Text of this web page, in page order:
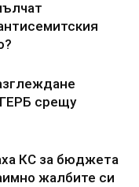
срещу
КС за бюджета
жалбите си